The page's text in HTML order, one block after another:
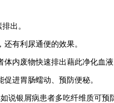
出。
有利尿通便的效果。
内废物快速排出藉此净化血液
进胃肠蠕动、预防便秘。
银屑病患者多吃纤维质可